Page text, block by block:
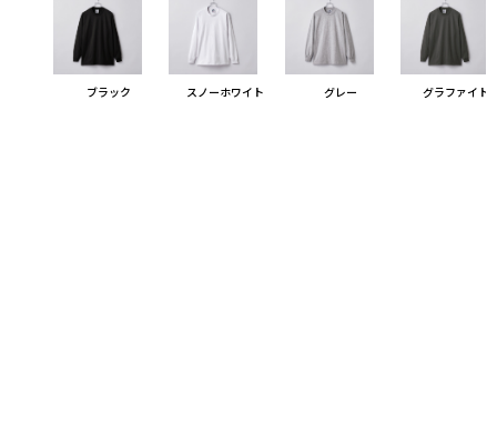
ブラック スノーホワイト グレー グラファイト